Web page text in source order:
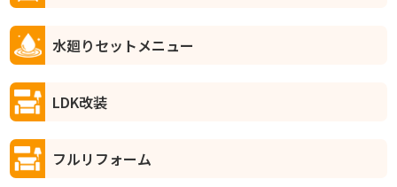
水廻りセットメニュー
LDK改装
フルリフォーム